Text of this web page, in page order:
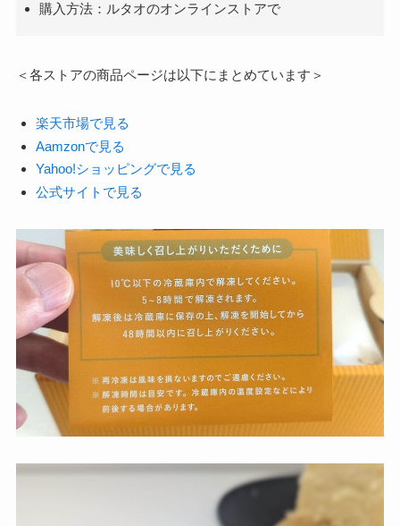
購入方法：ルタオのオンラインストアで
＜各ストアの商品ページは以下にまとめています＞
楽天市場で見る
Aamzonで見る
Yahoo!ショッピングで見る
公式サイトで見る